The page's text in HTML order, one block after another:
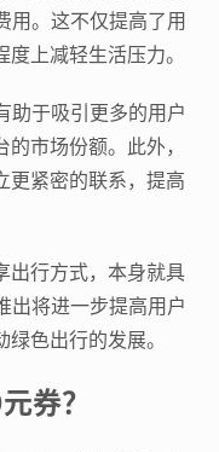
用。这不仅提高了用
上减轻生活压力。
助于吸引更多的用户
市场份额。此外，
更紧密的联系，提高
出行方式，本身就具
出将进一步提高用户
色出行的发展。
券？